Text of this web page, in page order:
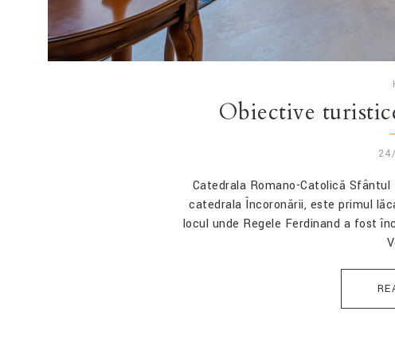
Obiective
Catedrala Romano-Catolică
catedrala Încoronării, este primul
locul unde Regele Ferdinand a fost